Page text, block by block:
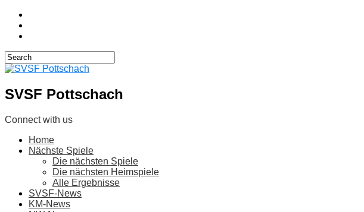
SVSF Pottschach
Connect with us
Home
Nächste Spiele
Die nächsten Spiele
Die nächsten Heimspiele
Alle Ergebnisse
SVSF-News
KM-News